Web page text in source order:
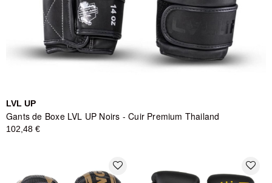
LVL UP
Gants de Boxe LVL UP Noirs - Cuir Premium Thailand
102,48 €
favorite_border favorite_border